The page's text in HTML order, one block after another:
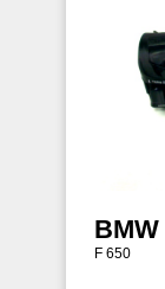
F 650